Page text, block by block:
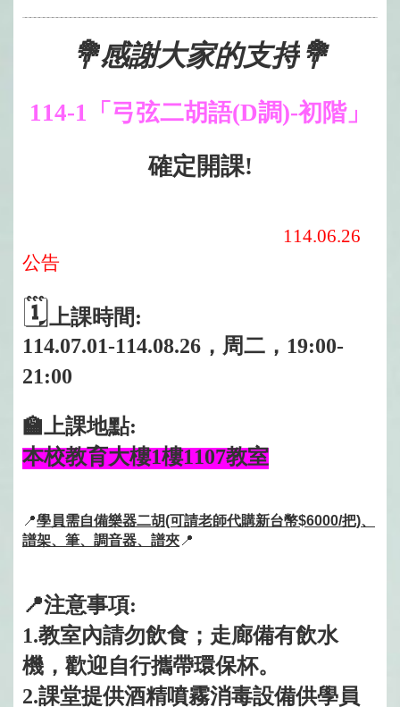
💐感謝大家的支持💐
114-1 「弓弦二胡語(D調)-初階」
確定開課!
114.06.26
公告
🗓️上課時間:
114.07.01-114.08.26 ，周二，19:00-
21:00
🏫上課地點:
本校教育大樓1樓1107教室
📍學員需自備樂器二胡(可請老師代購新台幣$6000/把)、
譜架、筆、調音器、譜夾 📍
📍注意事項:
1.教室內請勿飲食；走廊備有飲水
機，歡迎自行攜帶環保杯。
2.課堂提供酒精噴霧消毒設備供學員